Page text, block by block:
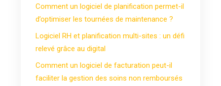
Comment un logiciel de planification permet-il
d’optimiser les tournées de maintenance ?
Logiciel RH et planification multi-sites : un défi
relevé grâce au digital
Comment un logiciel de facturation peut-il
faciliter la gestion des soins non remboursés